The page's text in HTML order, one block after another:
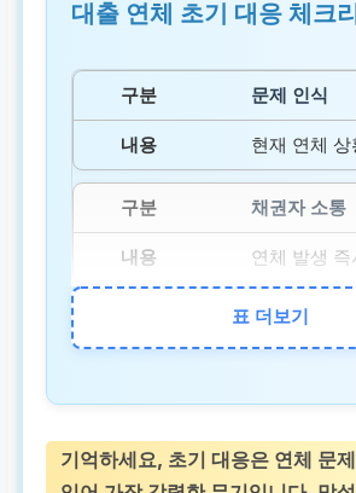
대출 연체 초기 대응 체크
문제 인식
현재 연체
채권자 소통
연체 발생
정보 수집
수입과 지출
표 더보기
기억하세요, 초기 대응은 연체 문